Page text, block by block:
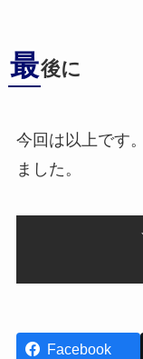
最後に
今回は以上です
ました。
Facebook